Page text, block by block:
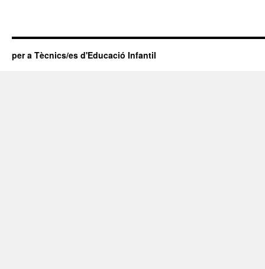
per a Tècnics/es d'Educació Infantil